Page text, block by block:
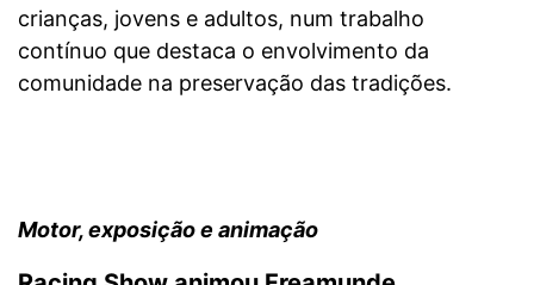
crianças, jovens e adultos, num trabalho
contínuo que destaca o envolvimento da
comunidade na preservação das tradições.
Motor, exposição e animação